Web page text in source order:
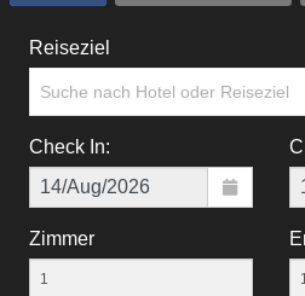
Reiseziel
Suche nach Hotel oder Reiseziel
Check In:
Zimmer